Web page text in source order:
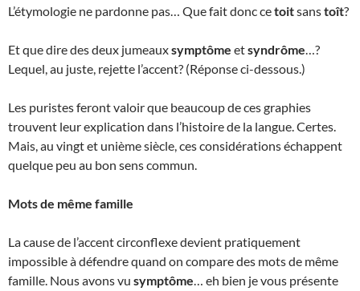
L’étymologie ne pardonne pas… Que fait donc cetoitsanstoît?
Et que dire des deux jumeauxsymptôme etsyndrôme…?
Lequel, au juste, rejette l’accent? (Réponse ci-dessous.)
Les puristes feront valoir que beaucoup de ces graphies
trouvent leur explication dans l’histoire de la langue. Certes.
Mais, au vingt et unième siècle, ces considérations échappent
quelque peu au bon sens commun.
Mots de même famille
La cause de l’accent circonflexe devient pratiquement
impossible à défendre quand on compare des mots de même
famille. Nous avons vu symptôme… eh bien je vous présente